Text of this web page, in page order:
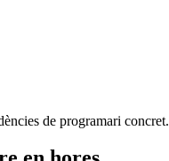
de programari concret.